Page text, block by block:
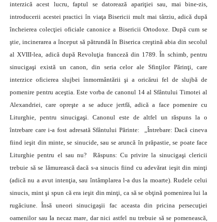
interzică acest lucru, faptul se datorează apariţiei sau, mai bine-zis,
introducerii acestei practici în viaţa Bisericii mult mai târziu, adică după
încheierea colecţiei oficiale canonice a Bisericii Ortodoxe. După cum se
ştie, incinerarea a început să pătrundă în Biserica creştină abia din secolul
al XVIII-lea, adică după Revoluţia franceză din 1789. În schimb, pentru
sinucigaşi există un canon, din seria celor ale Sfinţilor Părinţi, care
interzice oficierea slujbei înmormântării şi a oricărui fel de slujbă de
pomenire pentru aceştia. Este vorba de canonul 14 al Sfântului Timotei al
Alexandriei, care opreşte a se aduce jertfă, adică a face pomenire cu
Liturghie, pentru sinucigaşi. Canonul este de altfel un răspuns la o
întrebare care i-a fost adresată Sfântului Părinte: „Întrebare: Dacă cineva
fiind ieşit din minte, se sinucide, sau se aruncă în prăpastie, se poate face
Liturghie pentru el sau nu? Răspuns: Cu privire la sinucigaşi clericii
trebuie să se lămurească dacă s-a sinucis fiind cu adevărat ieşit din minţi
(adică nu a avut intenţia, sau întâmplarea l-a dus la moarte). Rudele celui
sinucis, mint şi spun că era ieşit din minţi, ca să se obţină pomenirea lui la
rugăciune. Însă uneori sinucigaşii fac aceasta din pricina persecuţiei
oamenilor sau Ia necaz mare, dar nici astfel nu trebuie să se pomenească,